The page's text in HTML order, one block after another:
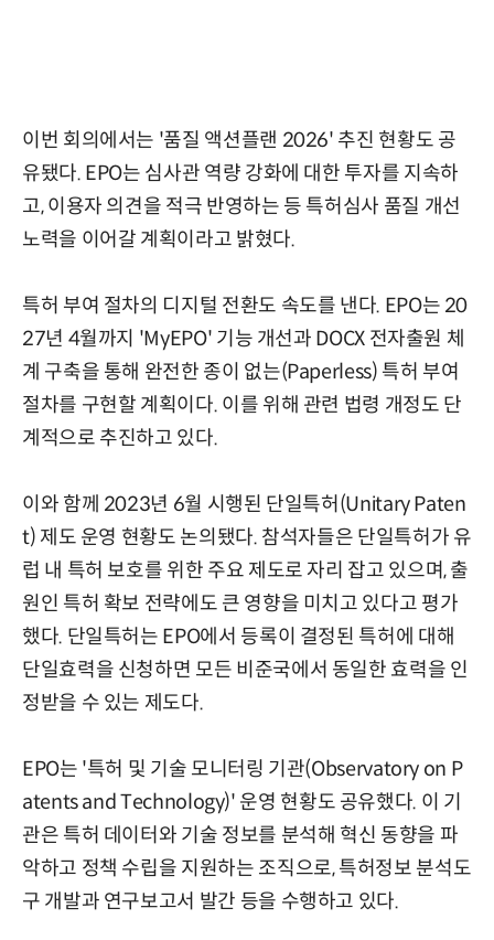
이번 회의에서는 '품질 액션플랜 2026' 추진 현황도 공
유됐다. EPO는 심사관 역량 강화에 대한 투자를 지속하
고, 이용자 의견을 적극 반영하는 등 특허심사 품질 개선
노력을 이어갈 계획이라고 밝혔다.
특허 부여 절차의 디지털 전환도 속도를 낸다. EPO는 20
27년 4월까지 'MyEPO' 기능 개선과 DOCX 전자출원 체
계 구축을 통해 완전한 종이 없는(Paperless) 특허 부여
절차를 구현할 계획이다. 이를 위해 관련 법령 개정도 단
계적으로 추진하고 있다.
이와 함께 2023년 6월 시행된 단일특허(Unitary Paten
t) 제도 운영 현황도 논의됐다. 참석자들은 단일특허가 유
럽 내 특허 보호를 위한 주요 제도로 자리 잡고 있으며, 출
원인 특허 확보 전략에도 큰 영향을 미치고 있다고 평가
했다. 단일특허는 EPO에서 등록이 결정된 특허에 대해
단일효력을 신청하면 모든 비준국에서 동일한 효력을 인
정받을 수 있는 제도다.
EPO는 '특허 및 기술 모니터링 기관(Observatory on P
atents and Technology)' 운영 현황도 공유했다. 이 기
관은 특허 데이터와 기술 정보를 분석해 혁신 동향을 파
악하고 정책 수립을 지원하는 조직으로, 특허정보 분석도
구 개발과 연구보고서 발간 등을 수행하고 있다.